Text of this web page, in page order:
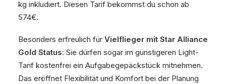
kg inkludiert. Diesen Tarif bekommst du schon ab
574€.
Besonders erfreulich für Vielflieger mit Star Alliance
Gold Status: Sie dürfen sogar im günstigeren Light-
Tarif kostenfrei ein Aufgabegepäckstück mitnehmen.
Das eröffnet Flexibilität und Komfort bei der Planung